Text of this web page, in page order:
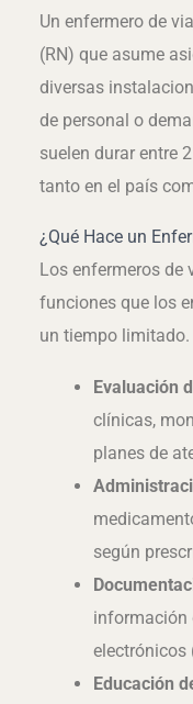
Un enfermero de
(RN) que asume
diversas
de personal o
suelen durar entre
tanto en el país
¿Qué Hace un
Los enfermeros
funciones que los
un tiempo
Evaluación
clínicas,
planes de
según
información
electrónicos
Educación